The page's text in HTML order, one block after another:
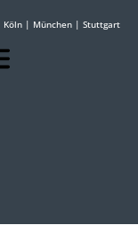
Köln | München | Stuttgart